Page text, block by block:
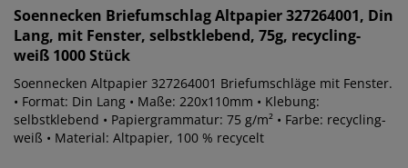
Soennecken Briefumschlag Altpapier 327264001, Din
Lang, mit Fenster, selbstklebend, 75g, recycling-
weiß 1000 Stück
Soennecken Altpapier 327264001 Briefumschläge mit Fenster.
• Format: Din Lang • Maße: 220x110mm • Klebung:
selbstklebend • Papiergrammatur: 75 g/m² • Farbe: recycling-
weiß • Material: Altpapier, 100 % recycelt